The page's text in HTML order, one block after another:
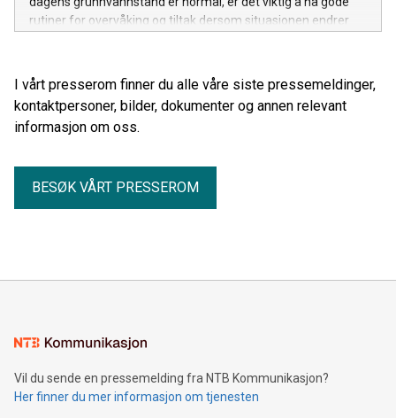
rutiner for overvåking og tiltak dersom situasjonen endrer
I vårt presserom finner du alle våre siste pressemeldinger,
kontaktpersoner, bilder, dokumenter og annen relevant
informasjon om oss.
BESØK VÅRT PRESSEROM
Vil du sende en pressemelding fra NTB Kommunikasjon?
Her finner du mer informasjon om tjenesten